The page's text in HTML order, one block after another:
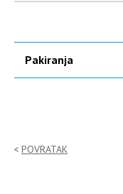
Pakiranja
POVRATAK